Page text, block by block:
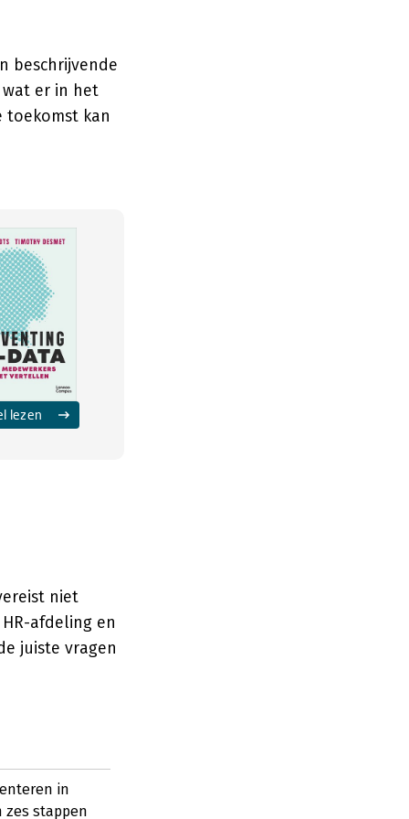
beschrijvende
wat er in het
toekomst kan
lezen
niet
afdeling en
juiste vragen
in
zes stappen